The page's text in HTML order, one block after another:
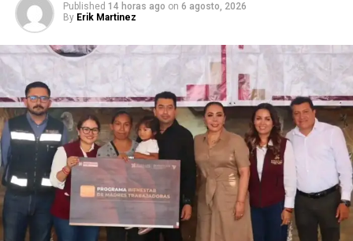
Published 14 horas ago on 6 agosto, 2026
By Erik Martinez